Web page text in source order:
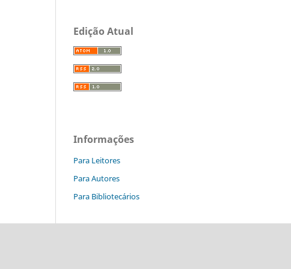
Edição Atual
Informações
Para Leitores
Para Autores
Para Bibliotecários